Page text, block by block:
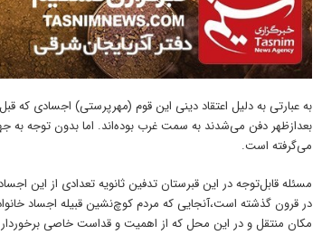
به عبارتی به دلیل اعتقاد دینی این قوم (مهرپرستی) اجسادی
بعدازظهر دفن می‌شدند به سمت غرب بوده‌اند. اما بدون توجه
می‌گرفته است.
مسئله قابل‌توجه در این قبرستان تدفین ثانویه تعدادی از این
در قرون گذشته است،آنجایی که مردم کوچ‌نشین قبیله اجساد
مکان منتقل و در این محل که از اهمیت و قداست خاصی برخوردار